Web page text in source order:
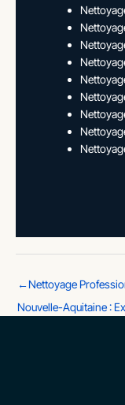
←Nettoyage
Nouvelle-Aquitaine :